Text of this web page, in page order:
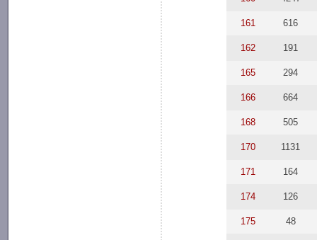
161 616
162 191
165 294
166 664
168 505
170 1131
171 164
174 126
175 48